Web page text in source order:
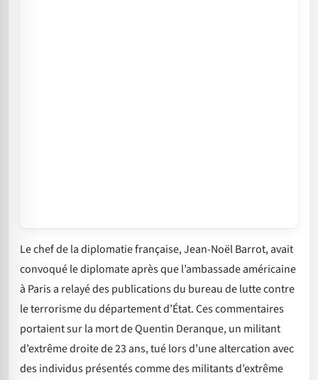
Le chef de la diplomatie française, Jean-Noël Barrot, avait
convoqué le diplomate après que l’ambassade américaine
à Paris a relayé des publications du bureau de lutte contre
le terrorisme du département d’État. Ces commentaires
portaient sur la mort de Quentin Deranque, un militant
d’extrême droite de 23 ans, tué lors d’une altercation avec
des individus présentés comme des militants d’extrême